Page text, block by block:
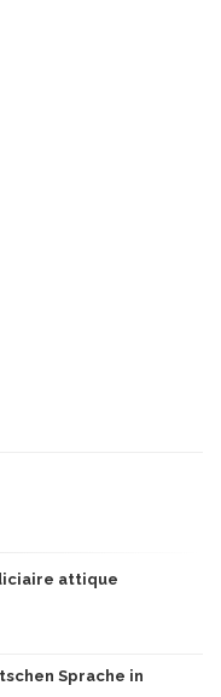
attique
Sprache in